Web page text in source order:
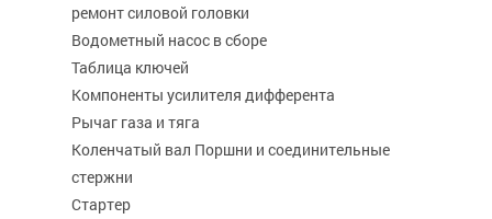
ремонт силовой головки
Водометный насос в сборе
Таблица ключей
Компоненты усилителя дифферента
Рычаг газа и тяга
Коленчатый вал Поршни и соединительные
стержни
Стартер